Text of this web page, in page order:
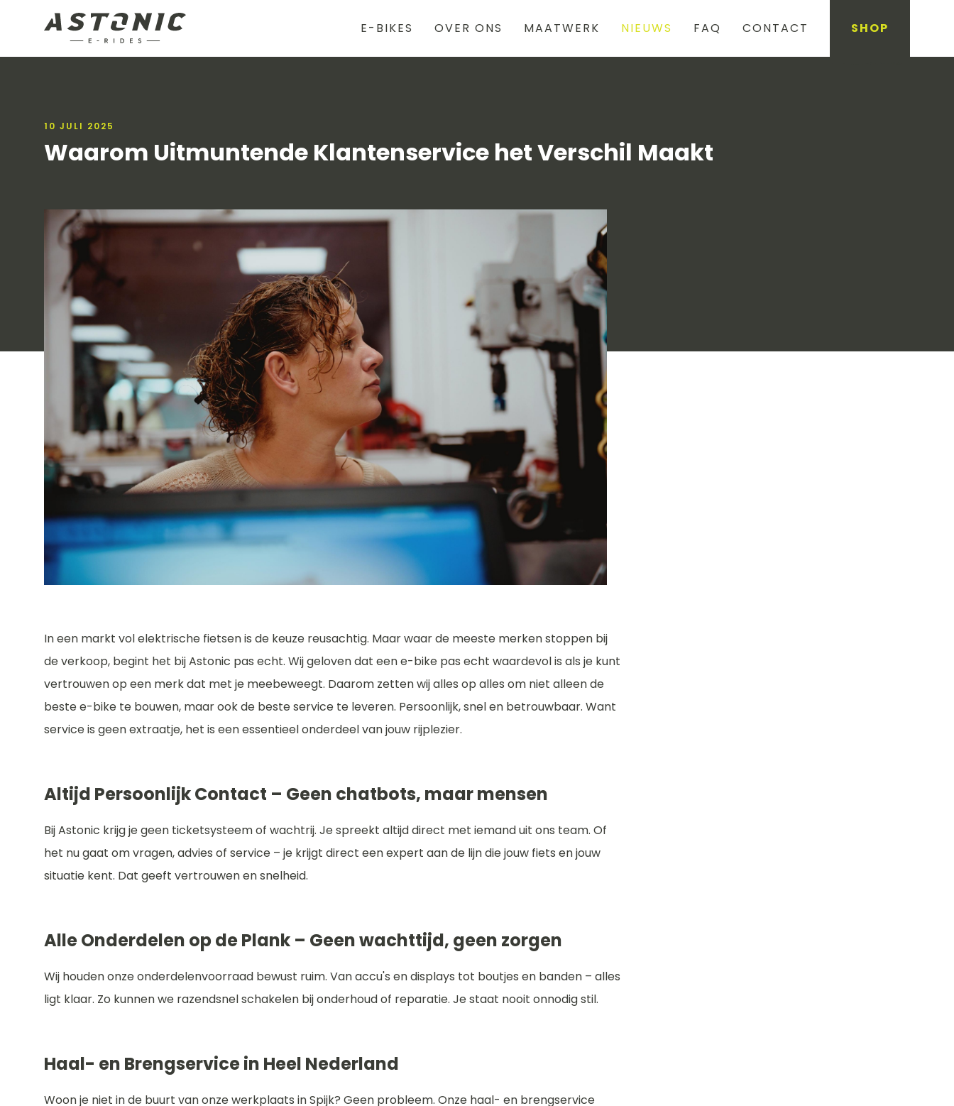
E-BIKES OVER ONS MAATWERK NIEUWS FAQ CONTACT SHOP
10 JULI 2025
Waarom Uitmuntende Klantenservice het Verschil Maakt
In een markt vol elektrische fietsen is de keuze reusachtig. Maar waar de meeste merken stoppen bij
de verkoop, begint het bij Astonic pas echt. Wij geloven dat een e-bike pas echt waardevol is als je kunt
vertrouwen op een merk dat met je meebeweegt. Daarom zetten wij alles op alles om niet alleen de
beste e-bike te bouwen, maar ook de beste service te leveren. Persoonlijk, snel en betrouwbaar. Want
service is geen extraatje, het is een essentieel onderdeel van jouw rijplezier.
Altijd Persoonlijk Contact – Geen chatbots, maar mensen
Bij Astonic krijg je geen ticketsysteem of wachtrij. Je spreekt altijd direct met iemand uit ons team. Of
het nu gaat om vragen, advies of service – je krijgt direct een expert aan de lijn die jouw fiets en jouw
situatie kent. Dat geeft vertrouwen en snelheid.
Alle Onderdelen op de Plank – Geen wachttijd, geen zorgen
Wij houden onze onderdelenvoorraad bewust ruim. Van accu's en displays tot boutjes en banden – alles
ligt klaar. Zo kunnen we razendsnel schakelen bij onderhoud of reparatie. Je staat nooit onnodig stil.
Haal- en Brengservice in Heel Nederland
Woon je niet in de buurt van onze werkplaats in Spijk? Geen probleem. Onze haal- en brengservice